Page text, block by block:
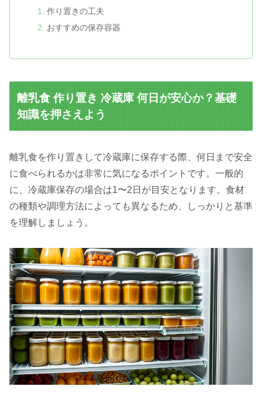
作り置きの工夫
おすすめの保存容器
離乳食 作り置き 冷蔵庫 何日が安心か？基礎
知識を押さえよう
離乳食を作り置きして冷蔵庫に保存する際、何日まで安全
に食べられるかは非常に気になるポイントです。一般的
に、冷蔵庫保存の場合は1〜2日が目安となります。食材
の種類や調理方法によっても異なるため、しっかりと基準
を理解しましょう。